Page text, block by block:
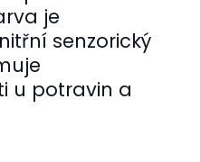
je
senzorický
u potravin a